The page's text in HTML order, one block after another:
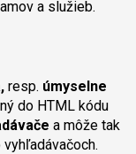
a služieb.
resp. úmyselne
do HTML kódu
a môže tak